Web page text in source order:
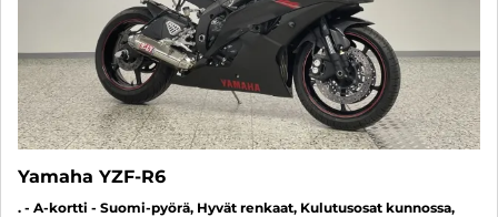
Yamaha YZF-R6
. - A-kortti - Suomi-pyörä, Hyvät renkaat, Kulutusosat kunnossa,